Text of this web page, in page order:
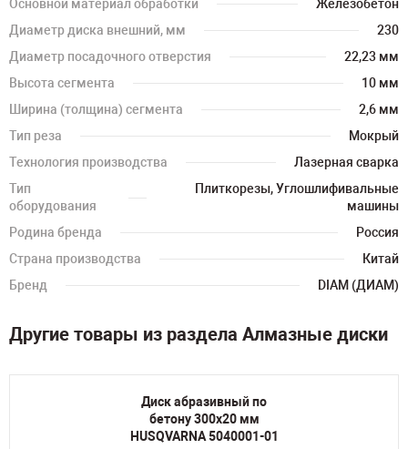
Основной материал обработки
Железобетон
Диаметр диска внешний, мм
230
Диаметр посадочного отверстия
22,23 мм
Высота сегмента
10 мм
Ширина (толщина) сегмента
2,6 мм
Тип реза
Мокрый
Технология производства
Лазерная сварка
Тип
оборудования
Плиткорезы, Углошлифивальные
машины
Родина бренда
Россия
Страна производства
Китай
Бренд
DIAM (ДИАМ)
Другие товары из раздела Алмазные диски
Диск абразивный по
бетону 300х20 мм
HUSQVARNA 5040001-01